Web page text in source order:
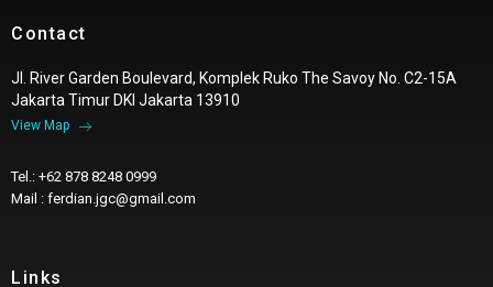
Contact
Jl. River Garden Boulevard, Komplek Ruko The Savoy No. C2-15A
Jakarta Timur DKI Jakarta 13910
View Map
Tel.: +62 878 8248 0999
Mail : ferdian.jgc@gmail.com
Links